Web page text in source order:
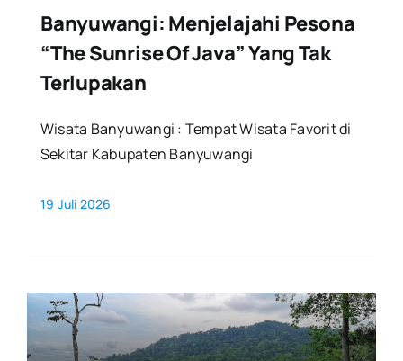
Banyuwangi: Menjelajahi Pesona
“The Sunrise Of Java” Yang Tak
Terlupakan
Wisata Banyuwangi : Tempat Wisata Favorit di
Sekitar Kabupaten Banyuwangi
19 Juli 2026